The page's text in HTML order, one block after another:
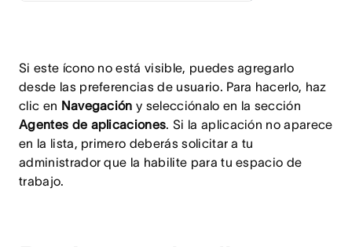
Si este ícono no está visible, puedes agregarlo
desde las preferencias de usuario. Para hacerlo, haz
clic en Navegación y selecciónalo en la sección
Agentes de aplicaciones.Si la aplicación no aparece
en la lista, primero deberás solicitar a tu
administrador que la habilite para tu espacio de
trabajo.